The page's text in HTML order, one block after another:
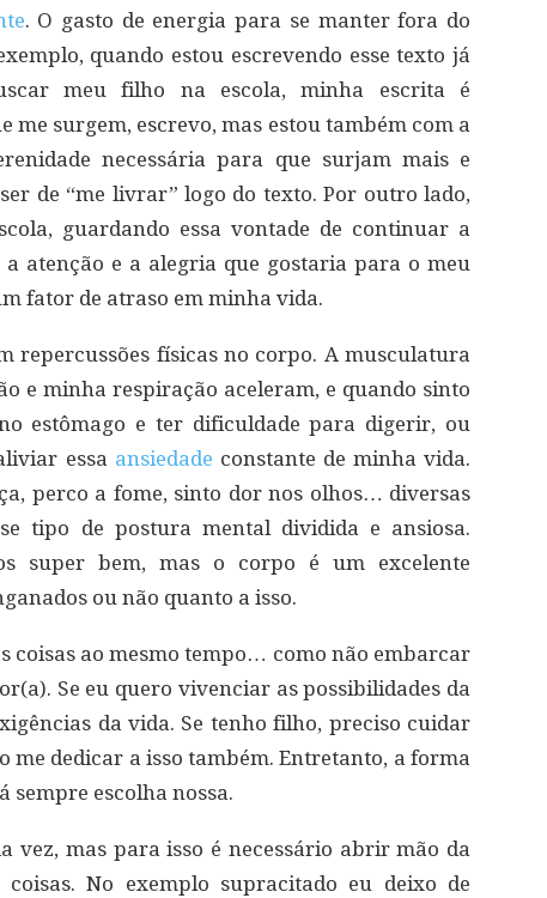
. O gasto de energia para se manter fora do
quando estou escrevendo esse texto já
meu filho na escola, minha escrita é
me surgem, escrevo, mas estou também com a
necessária para que surjam mais e
de “me livrar” logo do texto. Por outro lado,
guardando essa vontade de continuar a
atenção e a alegria que gostaria para o meu
fator de atraso em minha vida.
repercussões físicas no corpo. A musculatura
e minha respiração aceleram, e quando sinto
estômago e ter dificuldade para digerir, ou
essa ansiedade constante de minha vida.
perco a fome, sinto dor nos olhos… diversas
tipo de postura mental dividida e ansiosa.
super bem, mas o corpo é um excelente
ou não quanto a isso.
coisas ao mesmo tempo… como não embarcar
Se eu quero vivenciar as possibilidades da
da vida. Se tenho filho, preciso cuidar
me dedicar a isso também. Entretanto, a forma
sempre escolha nossa.
vez, mas para isso é necessário abrir mão da
No exemplo supracitado eu deixo de